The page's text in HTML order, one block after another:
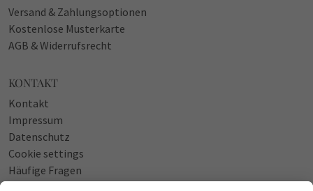
Versand & Zahlungsoptionen
Kostenlose Musterkarte
AGB & Widerrufsrecht
KONTAKT
Kontakt
Impressum
Datenschutz
Cookie settings
Häufige Fragen